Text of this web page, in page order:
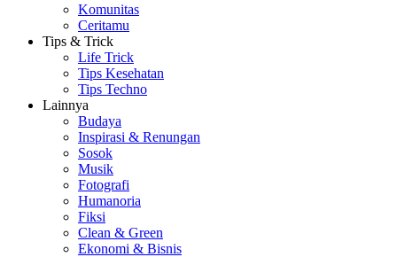
Komunitas
Ceritamu
Tips & Trick
Life Trick
Tips Kesehatan
Tips Techno
Lainnya
Budaya
Inspirasi & Renungan
Sosok
Musik
Fotografi
Humanoria
Fiksi
Clean & Green
Ekonomi & Bisnis